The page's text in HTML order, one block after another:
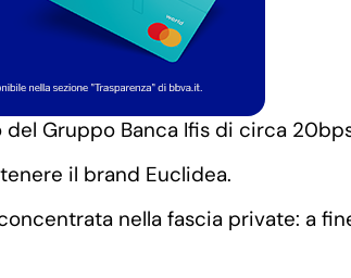
del Gruppo Banca Ifis di circa
il brand Euclidea.
nella fascia private: a